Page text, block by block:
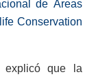
de Áreas
Conservation
explicó que la